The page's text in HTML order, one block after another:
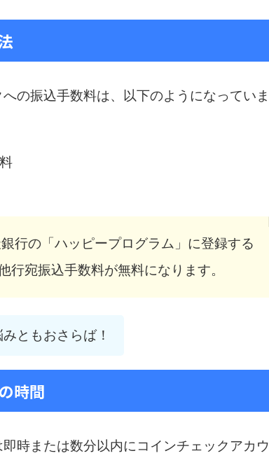
の振込手数料は、以下のようになっていま
行の「ハッピープログラム」に登録する
行宛振込手数料が無料になります。
ともおさらば！
時間
時または数分以内にコインチェックアカウ